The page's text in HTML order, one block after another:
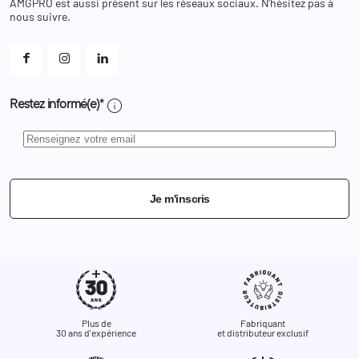
Et les cookies ?
nous suivre.
Restez informé(e)* info
Je m'inscris
Plus de
30 ans d'expérience
Fabriquant
et distributeur exclusif